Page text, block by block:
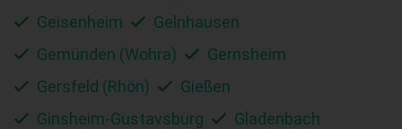
Geisenheim
Gelnhausen
Gemünden (Wohra)
Gernsheim
Gersfeld (Rhön)
Gießen
Ginsheim-Gustavsburg
Gladenbach